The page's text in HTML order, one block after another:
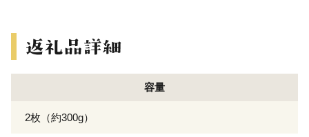
容量
2枚（約300g）